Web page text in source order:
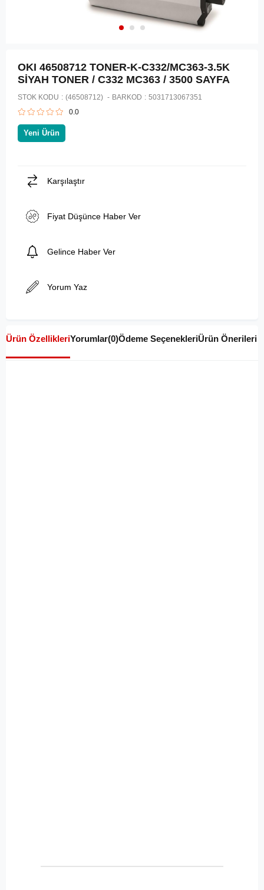
OKI 46508712 TONER-K-C332/MC363-3.5K
SİYAH TONER / C332 MC363 / 3500 SAYFA
STOK KODU (46508712) BARKOD : 5031713067351
0.0
Yeni Ürün
Karşılaştır
Fiyat Düşünce Haber Ver
Gelince Haber Ver
Yorum Yaz
Ürün ÖzellikleriYorumlar(0)Ödeme SeçenekleriÜrün Önerileri